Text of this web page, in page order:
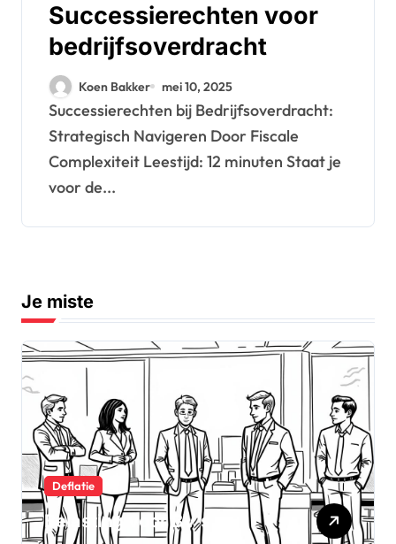
Successierechten voor
bedrijfsoverdracht
Koen Bakker mei 10, 2025
Successierechten bij Bedrijfsoverdracht:
Strategisch Navigeren Door Fiscale
Complexiteit Leestijd: 12 minuten Staat je
voor de...
Je miste
Deflatie
Belasting voor BV’s